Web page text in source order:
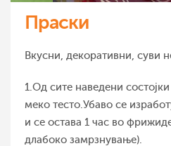
Праски
Вкусни, декоративни, суви
1.Од сите наведени
меко тесто.Убаво се
и се остава 1 час во
длабоко замрзнување).